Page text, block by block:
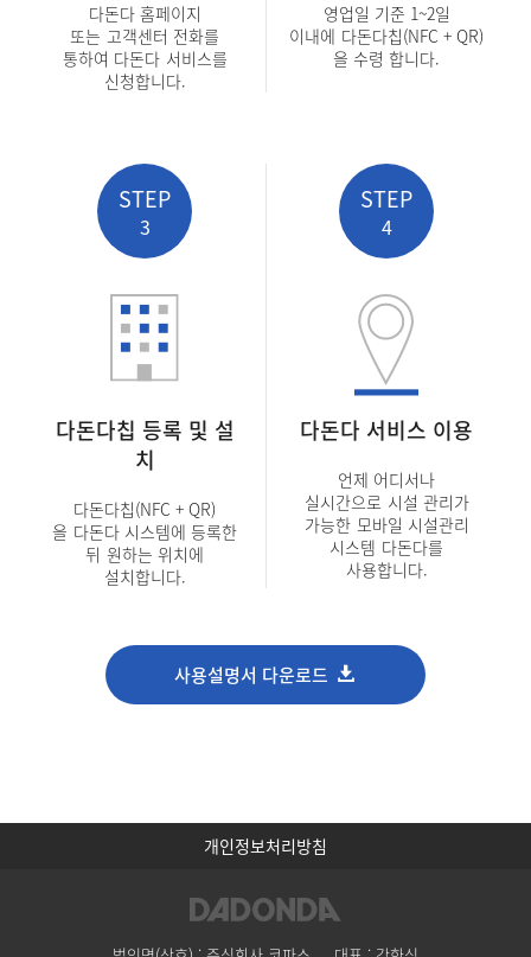
다돈다 홈페이지
또는 고객센터 전화를
통하여 다돈다 서비스를
신청합니다.
영업일 기준 1~2일
이내에 다돈다칩(NFC + QR)
을 수령 합니다.
STEP
3
다돈다칩 등록 및 설
치
다돈다칩(NFC + QR)
을 다돈다 시스템에 등록한
뒤 원하는 위치에
설치합니다.
STEP
4
다돈다 서비스 이용
언제 어디서나
실시간으로 시설 관리가
가능한 모바일 시설관리
시스템 다돈다를
사용합니다.
사용설명서 다운로드
개인정보처리방침